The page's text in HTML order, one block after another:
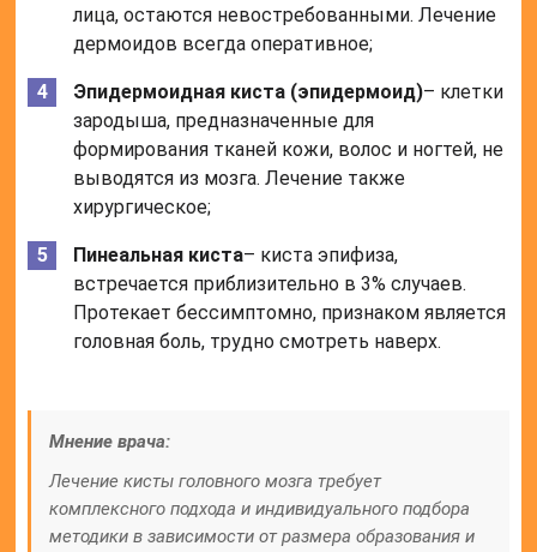
лица, остаются невостребованными. Лечение
дермоидов всегда оперативное;
Эпидермоидная киста (эпидермоид)– клетки
зародыша, предназначенные для
формирования тканей кожи, волос и ногтей, не
выводятся из мозга. Лечение также
хирургическое;
Пинеальная киста– киста эпифиза,
встречается приблизительно в 3% случаев.
Протекает бессимптомно, признаком является
головная боль, трудно смотреть наверх.
Мнение врача:
Лечение кисты головного мозга требует
комплексного подхода и индивидуального подбора
методики в зависимости от размера образования и